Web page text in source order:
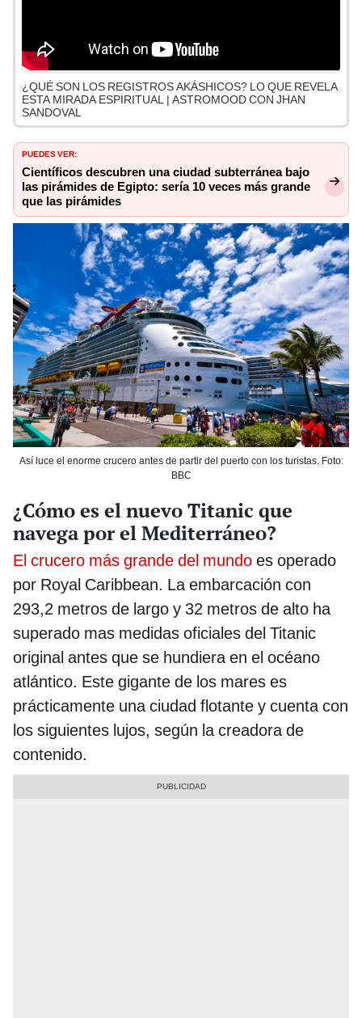
¿QUÉ SON LOS REGISTROS AKÁSHICOS? LO QUE REVELA
ESTA MIRADA ESPIRITUAL | ASTROMOOD CON JHAN
SANDOVAL
PUEDES VER:
Científicos descubren una ciudad subterránea bajo
las pirámides de Egipto: sería 10 veces más grande
que las pirámides
Así luce el enorme crucero antes de partir del puerto con los turistas. Foto:
BBC
¿Cómo es el nuevo Titanic que
navega por el Mediterráneo?
El crucero más grande del mundo es operado
por Royal Caribbean. La embarcación con
293,2 metros de largo y 32 metros de alto ha
superado mas medidas oficiales del Titanic
original antes que se hundiera en el océano
atlántico. Este gigante de los mares es
prácticamente una ciudad flotante y cuenta con
los siguientes lujos, según la creadora de
contenido.